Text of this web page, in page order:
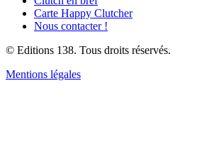
Carte Happy Clutcher
Nous contacter !
© Editions 138. Tous droits réservés.
Mentions légales